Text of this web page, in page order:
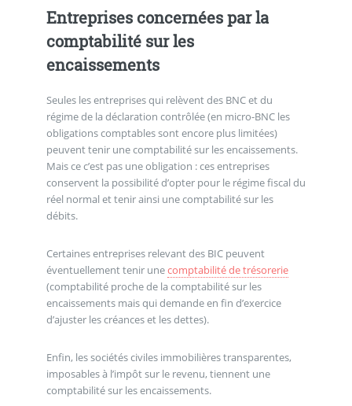
Entreprises concernées par la
comptabilité sur les
encaissements
Seules les entreprises qui relèvent des BNC et du
régime de la déclaration contrôlée (en micro-BNC les
obligations comptables sont encore plus limitées)
peuvent tenir une comptabilité sur les encaissements.
Mais ce c’est pas une obligation : ces entreprises
conservent la possibilité d’opter pour le régime fiscal du
réel normal et tenir ainsi une comptabilité sur les
débits.
Certaines entreprises relevant des BIC peuvent
éventuellement tenir unecomptabilité de trésorerie
(comptabilité proche de la comptabilité sur les
encaissements mais qui demande en fin d’exercice
d’ajuster les créances et les dettes).
Enfin, les sociétés civiles immobilières transparentes,
imposables à l’impôt sur le revenu, tiennent une
comptabilité sur les encaissements.